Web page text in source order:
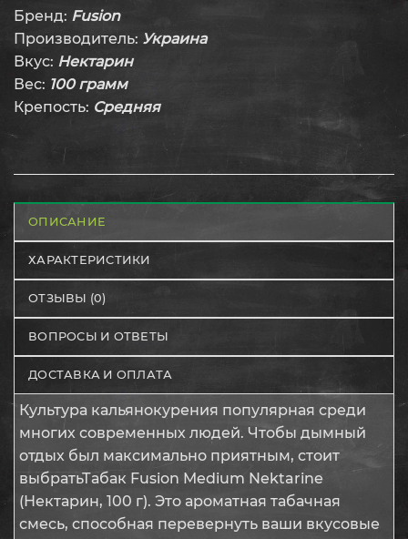
Бренд: Fusion
Производитель: Украина
Вкус: Нектарин
Вес: 100 грамм
Крепость: Средняя
ОПИСАНИЕ
ХАРАКТЕРИСТИКИ
ОТЗЫВЫ (0)
ВОПРОСЫ И ОТВЕТЫ
ДОСТАВКА И ОПЛАТА
Культура кальянокурения популярная среди
многих современных людей. Чтобы дымный
отдых был максимально приятным, стоит
выбратьТабак Fusion Medium Nektarine
(Нектарин, 100 г). Это ароматная табачная
смесь, способная перевернуть ваши вкусовые